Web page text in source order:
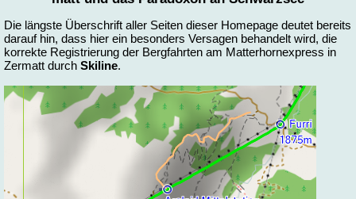
Die längs­te Über­schrift al­ler Sei­ten die­ser Home­page deu­tet be­reits
dar­auf hin, dass hier ein be­son­ders Ver­sa­gen be­han­delt wird, die
kor­rek­te Re­gis­trie­rung der Berg­fahr­ten am Mat­ter­horn­ex­press in
Zer­matt durch Ski­line.